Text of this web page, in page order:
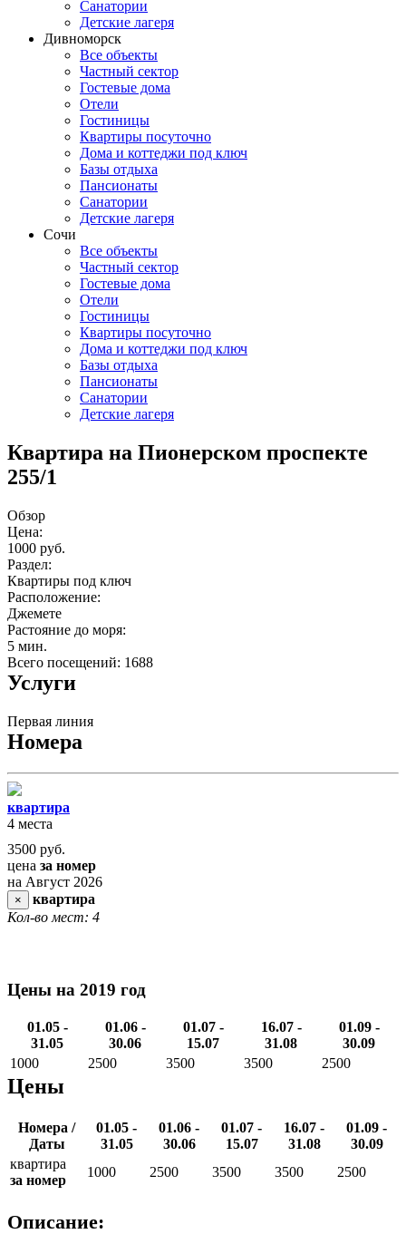
Санатории
Детские лагеря
Дивноморск
Все объекты
Частный сектор
Гостевые дома
Отели
Гостиницы
Квартиры посуточно
Дома и коттеджи под ключ
Базы отдыха
Пансионаты
Санатории
Детские лагеря
Сочи
Все объекты
Частный сектор
Гостевые дома
Отели
Гостиницы
Квартиры посуточно
Дома и коттеджи под ключ
Базы отдыха
Пансионаты
Санатории
Детские лагеря
Квартира на Пионерском проспекте
255/1
Обзор
Цена:
1000 руб.
Раздел:
Квартиры под ключ
Расположение:
Джемете
Растояние до моря:
5 мин.
Всего посещений: 1688
Услуги
Первая линия
Номера
квартира
4 места
3500 руб.
цена за номер
на Август 2026
×
квартира
Кол-во мест: 4
Цены на 2019 год
01.05 -
31.05
01.06 -
30.06
01.07 -
15.07
16.07 -
31.08
01.09 -
30.09
1000
2500 3500 3500 2500
Цены
Номера /
Даты
01.05 -
31.05
01.06 -
30.06
01.07 -
15.07
16.07 -
31.08
01.09 -
30.09
квартира
за номер
1000 2500 3500 3500 2500
Описание: